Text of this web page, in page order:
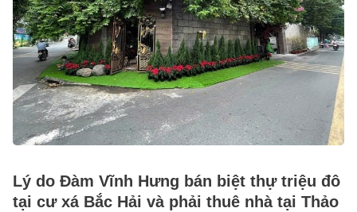
Lý do Đàm Vĩnh Hưng bán biệt thự triệu đô
tại cư xá Bắc Hải và phải thuê nhà tại Thảo